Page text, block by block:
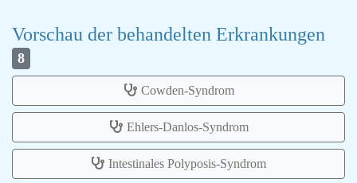
Vorschau der behandelten Erkrankungen
8
Cowden-Syndrom
Ehlers-Danlos-Syndrom
Intestinales Polyposis-Syndrom